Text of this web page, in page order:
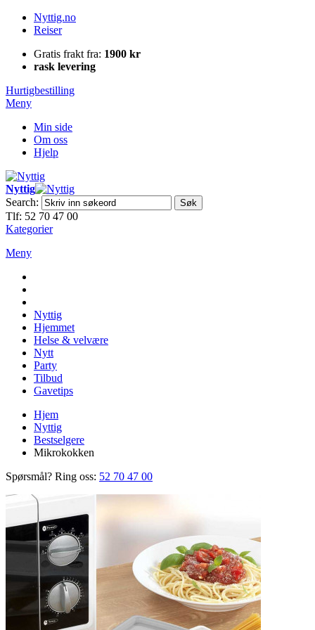
Nyttig.no
Reiser
Gratis frakt fra: 1900 kr
rask levering
Hurtigbestilling
Meny
Min side
Om oss
Hjelp
Nyttig
Search:
Søk
Tlf: 52 70 47 00
Kategorier
Meny
Nyttig
Hjemmet
Helse & velvære
Nytt
Party
Tilbud
Gavetips
Hjem
Nyttig
Bestselgere
Mikrokokken
Spørsmål? Ring oss: 52 70 47 00